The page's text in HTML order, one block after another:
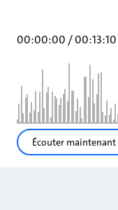
00:00:00 /00:13:10
Écouter maintenant